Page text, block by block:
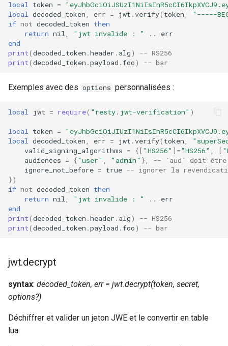
local token =
local
decoded_token err = jwt .verify( token
"-----
if not decoded_token then
return nil "jwt invalide : " ..
err
end
print(decoded_token .header . alg)
-- RS256
print(decoded_token .payload .foo) -- bar
Exemples avec des options personnalisées :
local jwt = require( "resty.jwt-verification" )
local token =
local
decoded_token err = jwt .verify( token
valid_signing_algorithms = {[ "HS256" ] ="HS256" [
audiences = {"user" "admin" },
-- `aud` doit être
ignore_not_before = true -- ignorer la
})
if not decoded_token then
return nil "jwt invalide : " ..
err
end
print(decoded_token .header . alg)
-- HS256
print(decoded_token .payload .foo) -- bar
jwt.decrypt
syntax: decoded_token, err = jwt.decrypt(token, secret,
options?)
Déchiffrer et valider un jeton JWE et le convertir en table
lua.